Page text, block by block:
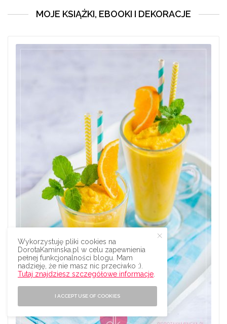
MOJE KSIĄŻKI, EBOOKI I DEKORACJE
Wykorzystuję pliki cookies na
DorotaKaminska.pl w celu zapewnienia
pełnej funkcjonalności blogu. Mam
nadzieję, że nie masz nic przeciwko :).
Tutaj znajdziesz szczegółowe informacje
I ACCEPT USE OF COOKIES